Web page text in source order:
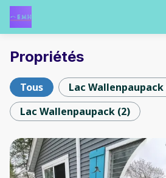
Propriétés
Tous Lac Wallenpaupack
Lac Wallenpaupack (2)